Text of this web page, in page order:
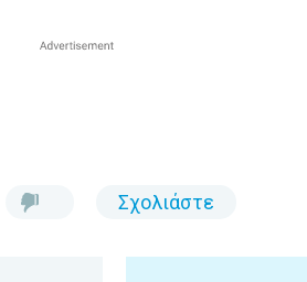
Σχολιάστε